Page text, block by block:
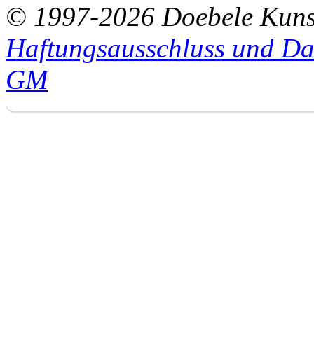
© 1997-2026 Doebele
Haftungsausschluss und
GM